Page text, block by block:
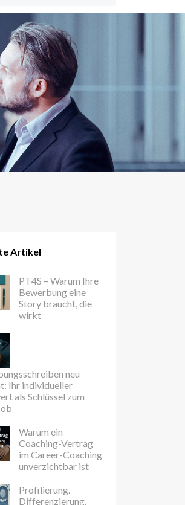
Artikel
PT4S – Warum Ihre
Bewerbung eine
Story braucht, die
wirkt
neu
Ihr individueller
als Schlüssel zum
Warum ein
Coaching-Vertrag
im Career-Coaching
unverzichtbar ist
Profilierung.
Differenzierung.